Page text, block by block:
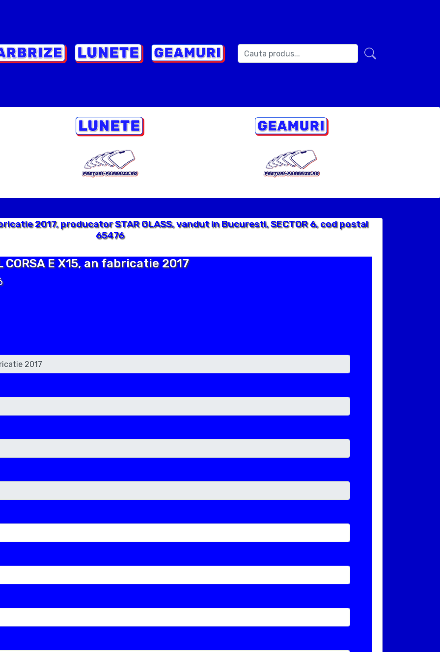
2017, producator STAR GLASS, vandut in Bucuresti, SECTOR 6, cod postal
65476
E X15, an fabricatie 2017